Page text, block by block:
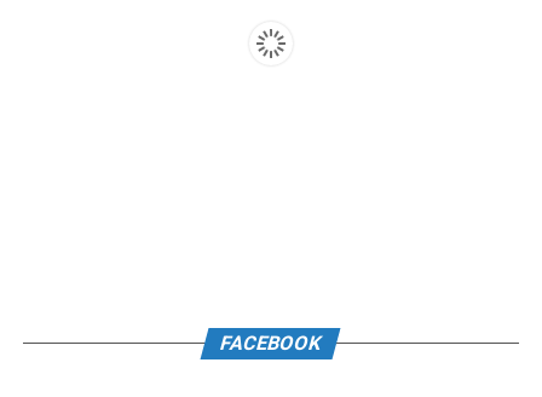
FACEBOOK